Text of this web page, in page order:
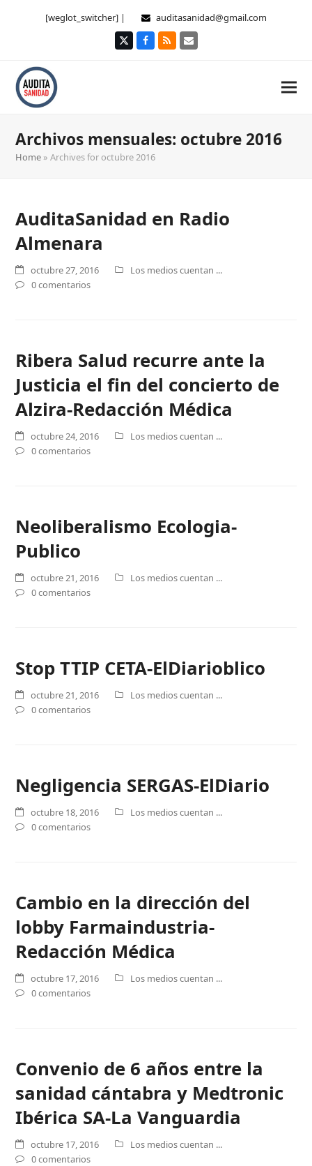
[weglot_switcher] | auditasanidad@gmail.com
TwitterFacebook
RSS Correo
Archivos mensuales: octubre 2016
Home »Archives for octubre 2016
AuditaSanidad en Radio
Almenara
octubre 27, 2016
Los medios cuentan ...
0 comentarios
Ribera Salud recurre ante la
Justicia el fin del concierto de
Alzira-Redacción Médica
octubre 24, 2016
Los medios cuentan ...
0 comentarios
Neoliberalismo Ecologia-
Publico
octubre 21, 2016
Los medios cuentan ...
0 comentarios
Stop TTIP CETA-ElDiarioblico
octubre 21, 2016
Los medios cuentan ...
0 comentarios
Negligencia SERGAS-ElDiario
octubre 18, 2016
Los medios cuentan ...
0 comentarios
Cambio en la dirección del
lobby Farmaindustria-
Redacción Médica
octubre 17, 2016
Los medios cuentan ...
0 comentarios
Convenio de 6 años entre la
sanidad cántabra y Medtronic
Ibérica SA-La Vanguardia
octubre 17, 2016
Los medios cuentan ...
0 comentarios